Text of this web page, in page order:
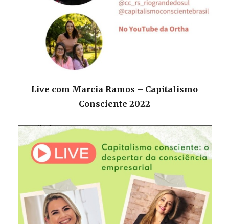
Live com Marcia Ramos – Capitalismo
Consciente 2022